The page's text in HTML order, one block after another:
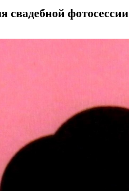
свадебной фотосессии